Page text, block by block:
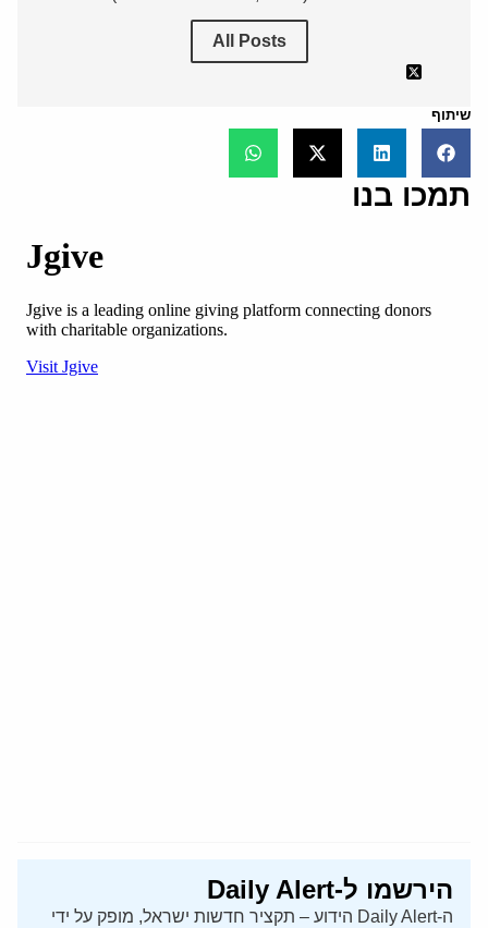
All Posts
שיתוף
תמכו בנו
הירשמו ל-Daily Alert
ה-Daily Alert הידוע – תקציר חדשות ישראל, מופק על ידי